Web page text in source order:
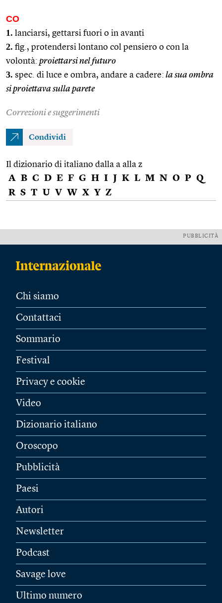
CO
1. lanciarsi, gettarsi fuori o in avanti
2. fig., protendersi lontano col pensiero o con la
volontà: proiettarsi nel futuro
3. spec. di luce e ombra, andare a cadere: la sua ombra
si proiettava sulla parete
Correzioni e suggerimenti
Condividi
Il dizionario di italiano dalla a alla z
A B C D E F G H I J K L M N O P Q
R S T U V W X Y Z
PUBBLICITÀ
Chi siamo
Contattaci
Sommario
Festival
Privacy e cookie
Video
Dizionario italiano
Oroscopo
Pubblicità
Paesi
Autori
Newsletter
Podcast
Savage love
Ultimo numero